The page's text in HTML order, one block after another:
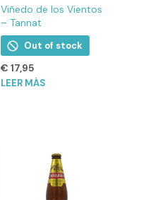
Viñedo de los Vientos
– Tannat
Out of stock
€ 17,95
LEER MÁS